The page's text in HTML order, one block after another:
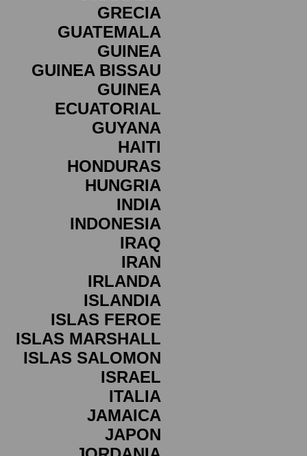
GRECIA
GUATEMALA
GUINEA
GUINEA BISSAU
GUINEA
ECUATORIAL
GUYANA
HAITI
HONDURAS
HUNGRIA
INDIA
INDONESIA
IRAQ
IRAN
IRLANDA
ISLANDIA
ISLAS FEROE
ISLAS MARSHALL
ISLAS SALOMON
ISRAEL
ITALIA
JAMAICA
JAPON